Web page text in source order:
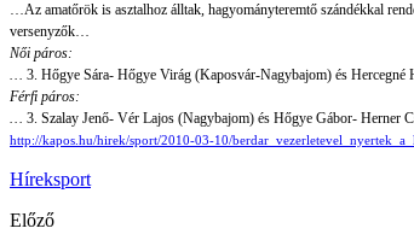
…Az amatőrök is asztalhoz álltak, hagyományteremtő szándékkal
versenyzők…
Női páros:
… 3. Hőgye Sára- Hőgye Virág (Kaposvár-Nagybajom) és Hercegné
Férfi páros:
… 3. Szalay Jenő- Vér Lajos (Nagybajom) és Hőgye Gábor- Herner
http://kapos.hu/hirek/sport/2010-03-10/
Híreksport
Előző